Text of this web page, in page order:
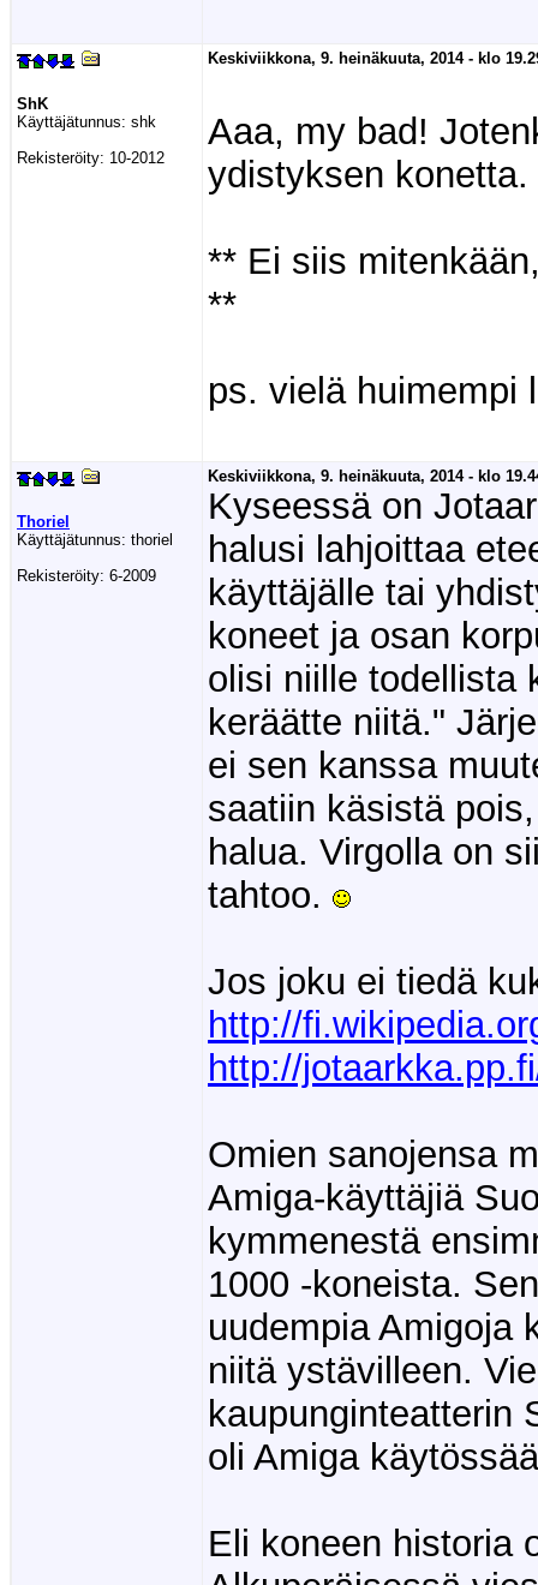
ShK
Käyttäjätunnus: shk
Rekisteröity: 10-2012
Keskiviikkona, 9. heinäkuuta, 2014 - klo
Aaa, my bad!
ydistyksen konetta.
** Ei siis
**
ps. vielä huimempi
Thoriel
Käyttäjätunnus: thoriel
Rekisteröity: 6-2009
Keskiviikkona, 9. heinäkuuta, 2014 - klo
Kyseessä on
halusi lahjoittaa
käyttäjälle tai
koneet ja osan
olisi niille todellista
keräätte niitä."
ei sen kanssa
saatiin käsistä
halua. Virgolla on
tahtoo.
Jos joku ei tiedä
http://
http://
Omien sanojensa
Amiga-käyttäjiä
kymmenestä
1000 -koneista.
uudempia Amigoja
niitä ystävilleen.
kaupunginteatterin
oli Amiga
Eli koneen historia